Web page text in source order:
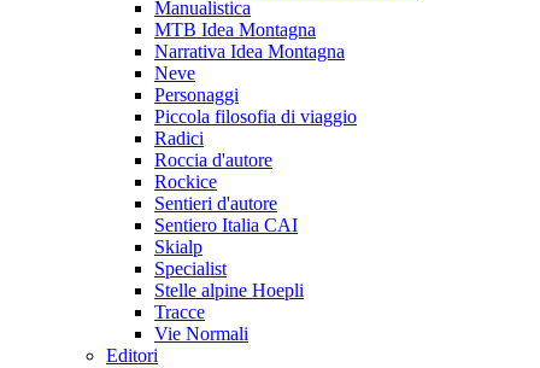
Manualistica
MTB Idea Montagna
Narrativa Idea Montagna
Neve
Personaggi
Piccola filosofia di viaggio
Radici
Roccia d'autore
Rockice
Sentieri d'autore
Sentiero Italia CAI
Skialp
Specialist
Stelle alpine Hoepli
Tracce
Vie Normali
Editori